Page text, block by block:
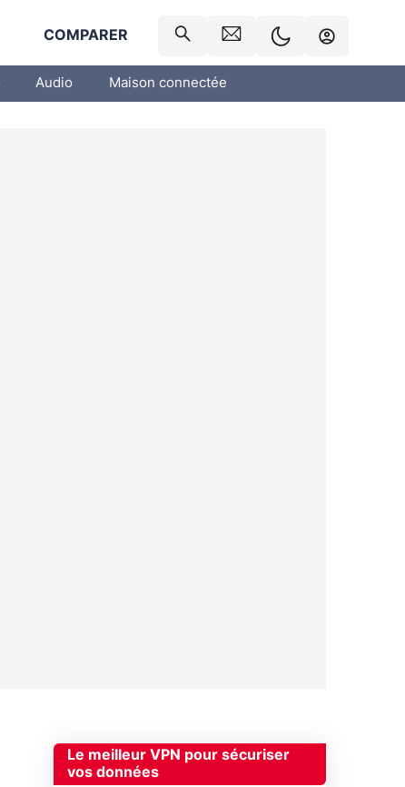
COMPARER
Audio Maison connectée
Le meilleur VPN pour sécuriser
vos données